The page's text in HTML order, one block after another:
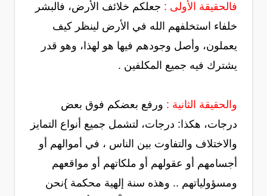
فالحقيقة الأولى : جعلكم خلائف الأرض، فالبشر
خلفاء استخلفهم الله في الأرض لينظر كيف
يعملون، وأصل وجودهم فيها هو لهذا، وهو قدر
يشترك فيه جميع المكلفين .
والحقيقة الثانية : ورفع بعضكم فوق بعض
درجات، هكذا: درجات، لتشمل جميع أنواع التمايز
والاختلاف والتفاوت بين الناس ، في أموالهم أو
أجسامهم أو عقولهم أو ملكاتهم أو مواقعهم
ومسؤولياتهم .. وهذه سنة إلهية محكمة }نحن